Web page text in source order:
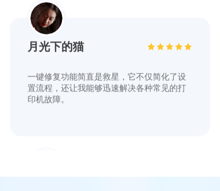
月光下的猫
一键修复功能简直是救星，它不仅简化了设
置流程，还让我能够迅速解决各种常见的打
印机故障。